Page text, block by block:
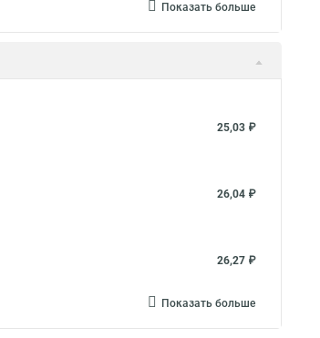
Показать больше
25,03 ₽
26,04 ₽
26,27 ₽
Показать больше